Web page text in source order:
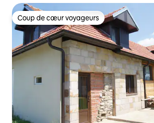
Coup de cœur voyageurs
Coup de cœur voyageurs